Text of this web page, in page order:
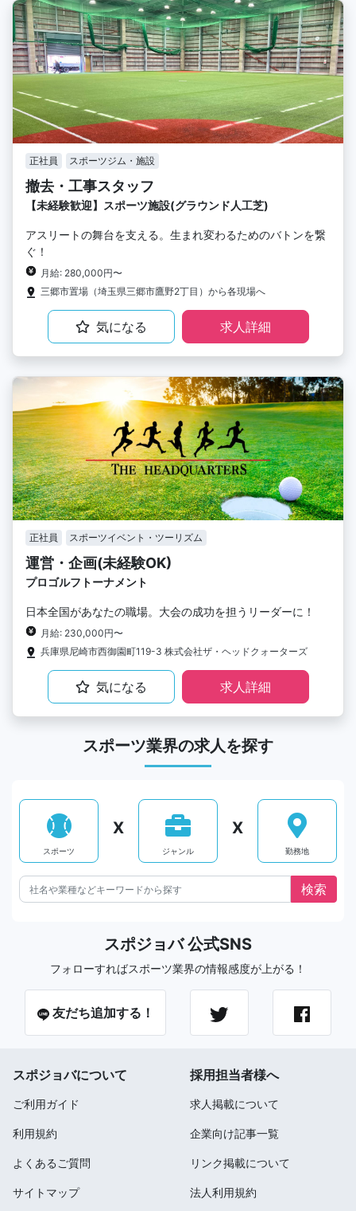
正社員 スポーツジム・施設
撤去・工事スタッフ
【未経験歓迎】スポーツ施設(グラウンド人工芝)
アスリートの舞台を支える。生まれ変わるためのバトンを繋
ぐ！
月給: 280,000円〜
三郷市置場（埼玉県三郷市鷹野2丁目）から各現場へ
気になる 求人詳細
正社員 スポーツイベント・ツーリズム
運営・企画(未経験OK)
プロゴルフトーナメント
日本全国があなたの職場。大会の成功を担うリーダーに！
月給: 230,000円〜
兵庫県尼崎市西御園町119-3 株式会社ザ・ヘッドクォーターズ
気になる 求人詳細
スポーツ業界の求人を探す
スポーツ
X
ジャンル
X
勤務地
スポジョバ 公式SNS
フォローすればスポーツ業界の情報感度が上がる！
友だち追加する！
スポジョバについて
ご利用ガイド
利用規約
よくあるご質問
サイトマップ
採用担当者様へ
求人掲載について
企業向け記事一覧
リンク掲載について
法人利用規約